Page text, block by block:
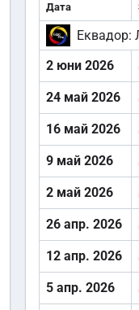
Дата
Еквадор:
2 юни 2026
24 май 2026
16 май 2026
9 май 2026
2 май 2026
26 апр. 2026
12 апр. 2026
5 апр. 2026